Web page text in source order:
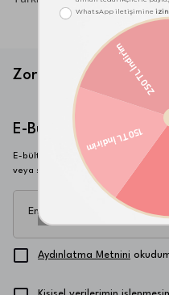
Zorlu Tekstil
E-Bülten
E-bültenimize kaydolarak son
veya size özel tekliflerimizden
Email Adresi
Aydınlatma Metnini